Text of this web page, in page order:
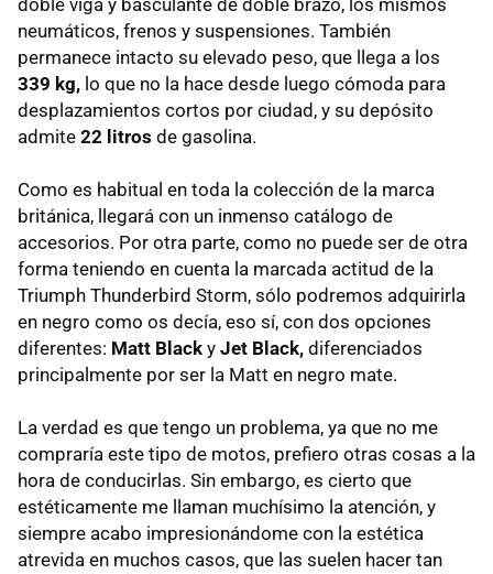
doble viga y basculante de doble brazo, los mismos
neumáticos, frenos y suspensiones. También
permanece intacto su elevado peso, que llega a los
339 kg, lo que no la hace desde luego cómoda para
desplazamientos cortos por ciudad, y su depósito
admite 22 litros de gasolina.
Como es habitual en toda la colección de la marca
británica, llegará con un inmenso catálogo de
accesorios. Por otra parte, como no puede ser de otra
forma teniendo en cuenta la marcada actitud de la
Triumph Thunderbird Storm, sólo podremos adquirirla
en negro como os decía, eso sí, con dos opciones
diferentes: Matt Black y Jet Black, diferenciados
principalmente por ser la Matt en negro mate.
La verdad es que tengo un problema, ya que no me
compraría este tipo de motos, prefiero otras cosas a la
hora de conducirlas. Sin embargo, es cierto que
estéticamente me llaman muchísimo la atención, y
siempre acabo impresionándome con la estética
atrevida en muchos casos, que las suelen hacer tan